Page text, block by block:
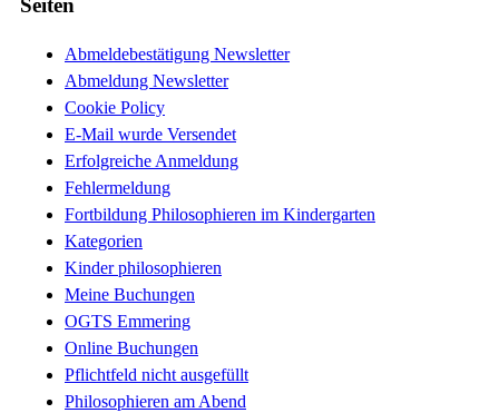
Seiten
Abmeldebestätigung Newsletter
Abmeldung Newsletter
Cookie Policy
E-Mail wurde Versendet
Erfolgreiche Anmeldung
Fehlermeldung
Fortbildung Philosophieren im Kindergarten
Kategorien
Kinder philosophieren
Meine Buchungen
OGTS Emmering
Online Buchungen
Pflichtfeld nicht ausgefüllt
Philosophieren am Abend